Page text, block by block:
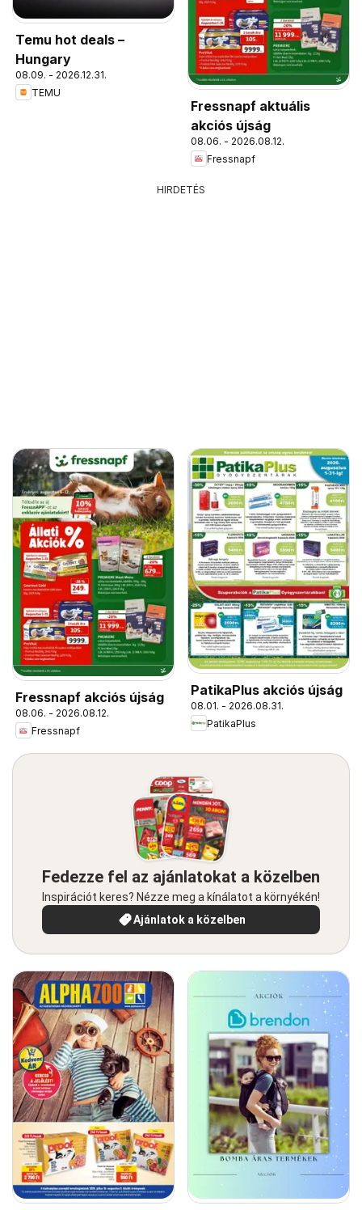
Temu hot deals –
Hungary
08.09. - 2026.12.31.
TEMU
Fressnapf aktuális
akciós újság
08.06. - 2026.08.12.
Fressnapf
HIRDETÉS
Fressnapf akciós újság
08.06. - 2026.08.12.
Fressnapf
PatikaPlus akciós újság
08.01. - 2026.08.31.
PatikaPlus
Fedezze fel az ajánlatokat a közelben
Inspirációt keres? Nézze meg a kínálatot a környékén!
Ajánlatok a közelben